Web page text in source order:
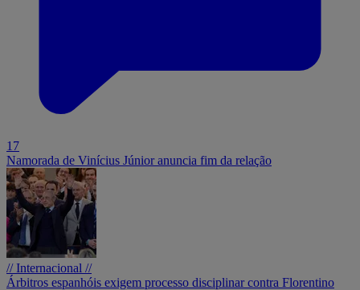
17
Namorada de Vinícius Júnior anuncia fim da relação
// Internacional //
Árbitros espanhóis exigem processo disciplinar contra Florentino